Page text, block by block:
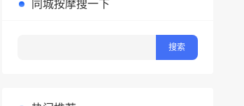
同城按摩搜一下